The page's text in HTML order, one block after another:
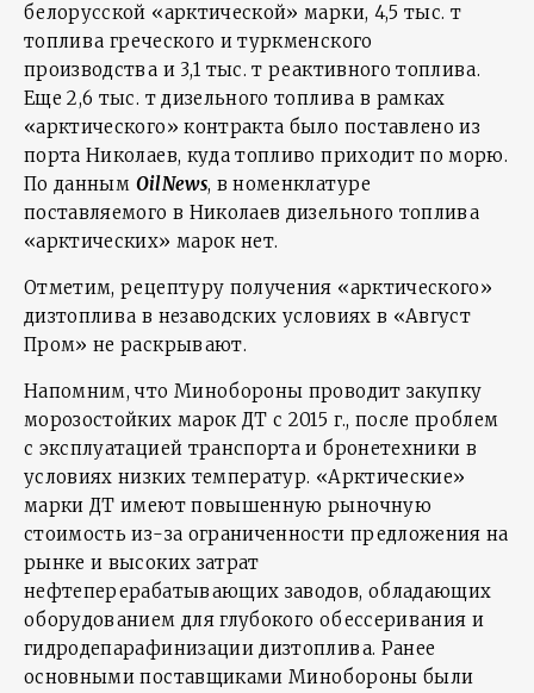
белорусской «арктической» марки, 4,5 тыс. т
топлива греческого и туркменского
производства и 3,1 тыс. т реактивного топлива.
Еще 2,6 тыс. т дизельного топлива в рамках
«арктического» контракта было поставлено из
порта Николаев, куда топливо приходит по морю.
По данным OilNews, в номенклатуре
поставляемого в Николаев дизельного топлива
«арктических» марок нет.
Отметим, рецептуру получения «арктического»
дизтоплива в незаводских условиях в «Август
Пром» не раскрывают.
Напомним, что Минобороны проводит закупку
морозостойких марок ДТ с 2015 г., после проблем
с эксплуатацией транспорта и бронетехники в
условиях низких температур. «Арктические»
марки ДТ имеют повышенную рыночную
стоимость из-за ограниченности предложения на
рынке и высоких затрат
нефтеперерабатывающих заводов, обладающих
оборудованием для глубокого обессеривания и
гидродепарафинизации дизтоплива. Ранее
основными поставщиками Минобороны были